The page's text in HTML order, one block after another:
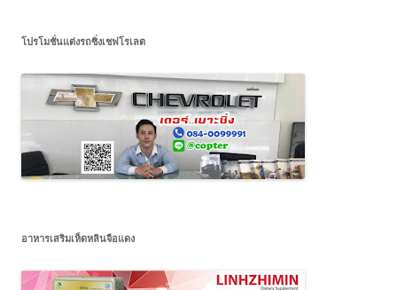
โปรโมชั่นแต่งรถซิ่งเชฟโรเลต
อาหารเสริมเห็ดหลินจือแดง